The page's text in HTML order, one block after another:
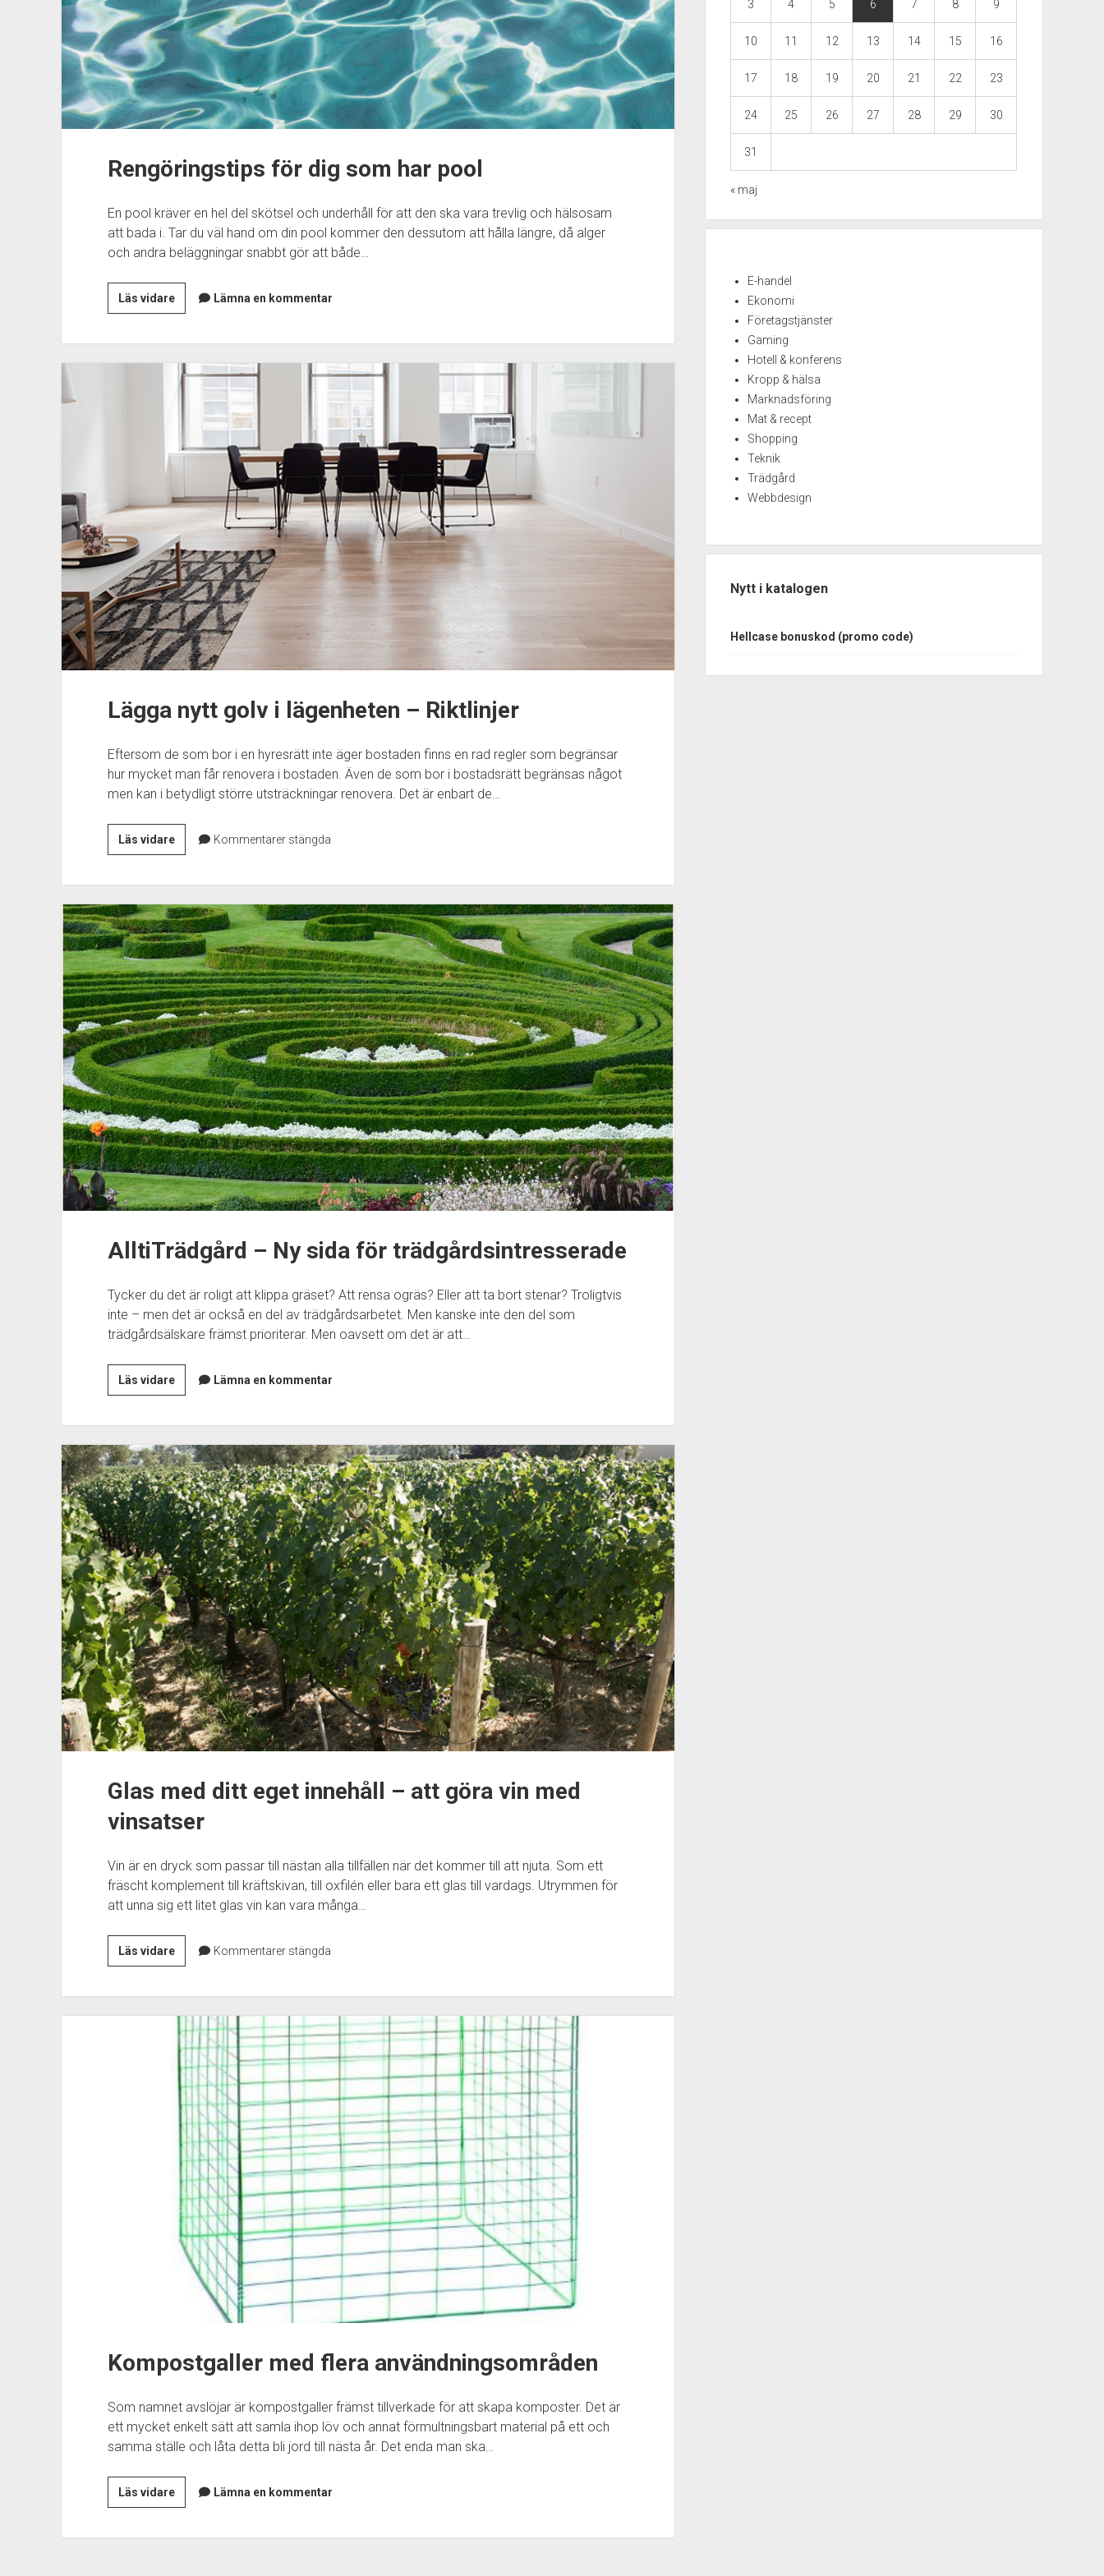
Rengöringstips för dig som har pool
En pool kräver en hel del skötsel och underhåll för att den ska vara trevlig och hälsosam
att bada i. Tar du väl hand om din pool kommer den dessutom att hålla längre, då alger
och andra beläggningar snabbt gör att både…
Läs vidareRengöringstips
för
har
Lämna en kommentar
Lägga nytt golv i lägenheten – Riktlinjer
Eftersom de som bor i en hyresrätt inte äger bostaden finns en rad regler som begränsar
hur mycket man får renovera i bostaden. Även de som bor i bostadsrätt begränsas något
men kan i betydligt större utsträckningar renovera. Det är enbart de…
Läs vidareLägga
nytt
lägenheten
–
Riktlinjer
Kommentarer stängda
AlltiTrädgård – Ny sida för trädgårdsintresserade
Tycker du det är roligt att klippa gräset? Att rensa ogräs? Eller att ta bort stenar? Troligtvis
inte – men det är också en del av trädgårdsarbetet. Men kanske inte den del som
trädgårdsälskare främst prioriterar. Men oavsett om det är att…
Läs vidareAlltiTrädgård
–
för
trädgårdsintresserade
Lämna en kommentar
Glas med ditt eget innehåll – att göra vin med
vinsatser
Vin är en dryck som passar till nästan alla tillfällen när det kommer till att njuta. Som ett
fräscht komplement till kräftskivan, till oxfilén eller bara ett glas till vardags. Utrymmen för
att unna sig ett litet glas vin kan vara många…
Läs vidareGlas
med
innehåll
–
att
göra
vin
med
vinsatser
Kommentarer stängda
Kompostgaller med flera användningsområden
Som namnet avslöjar är kompostgaller främst tillverkade för att skapa komposter. Det är
ett mycket enkelt sätt att samla ihop löv och annat förmultningsbart material på ett och
samma ställe och låta detta bli jord till nästa år. Det enda man ska…
Läs vidareKompostgaller
med
Lämna en kommentar
3 4 5 6 7 8 9
10 11 12 13 14 15 16
17 18 19 20 21 22 23
24 25 26 27 28 29 30
31
« maj
E-handel
Ekonomi
Företagstjänster
Gaming
Hotell & konferens
Kropp & hälsa
Marknadsföring
Mat & recept
Shopping
Teknik
Trädgård
Webbdesign
Nytt i katalogen
Hellcase bonuskod (promo code)